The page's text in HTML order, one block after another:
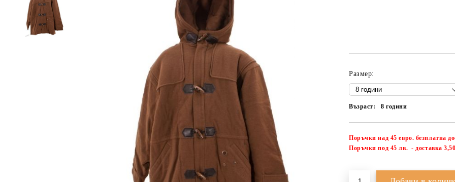
Размер:
Възраст: 8 години
Поръчки над 45 евро. безплатна
Поръчки под 45 лв. - доставка